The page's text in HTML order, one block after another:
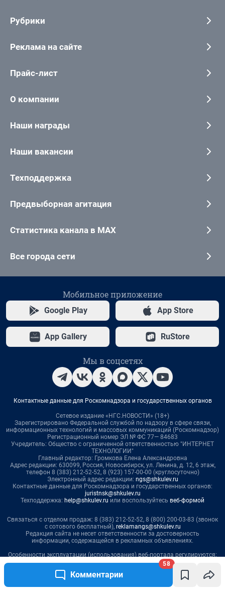
Комментарии
58
Рубрики
Реклама на сайте
Прайс-лист
О компании
Наши награды
Наши вакансии
Техподдержка
Предвыборная агитация
Статистика канала в MAX
Все города сети
Мобильное приложение
Google Play App Store
App Gallery RuStore
Мы в соцсетях
Контактные данные для Роскомнадзора и государственных органов
Сетевое издание «НГС.НОВОСТИ» (18+)
Зарегистрировано Федеральной службой по надзору в сфере связи,
информационных технологий и массовых коммуникаций (Роскомнадзор)
Регистрационный номер ЭЛ № ФС 77— 84683
Учредитель: Общество с ограниченной ответственностью "ИНТЕРНЕТ
ТЕХНОЛОГИИ"
Главный редактор: Громкова Елена Александровна
Адрес редакции: 630099, Россия, Новосибирск, ул. Ленина, д. 12, 6 этаж,
телефон 8 (383) 212-52-52, 8 (923) 157-00-00 (круглосуточно)
Электронный адрес редакции: ngs@shkulev.ru
Контактные данные для Роскомнадзора и государственных органов:
juristnsk@shkulev.ru
Техподдержка: help@shkulev.ru или воспользуйтесь веб-формой
Связаться с отделом продаж: 8 (383) 212-52-52, 8 (800) 200-03-83 (звонок
с сотового бесплатный), reklamangs@shkulev.ru
Редакция сайта не несет ответственности за достоверность
информации, содержащейся в рекламных объявлениях.
Особенности эксплуатации (использования) веб-портала регулируются:
Руководством пользователя
Описанием функциональных характеристик ПО
Условиями использования веб-портала и политикой
конфиденциальности персональных данных